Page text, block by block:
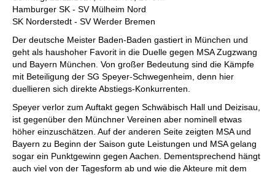
Hamburger SK - SV Mülheim Nord
SK Norderstedt - SV Werder Bremen
Der deutsche Meister Baden-Baden gastiert in München und
geht als haushoher Favorit in die Duelle gegen MSA Zugzwang
und Bayern München. Von großer Bedeutung sind die Kämpfe
mit Beteiligung der SG Speyer-Schwegenheim, denn hier
duellieren sich direkte Abstiegs-Konkurrenten.
Speyer verlor zum Auftakt gegen Schwäbisch Hall und Deizisau,
ist gegenüber den Münchner Vereinen aber nominell etwas
höher einzuschätzen. Auf der anderen Seite zeigten MSA und
Bayern zu Beginn der Saison gute Leistungen und MSA gelang
sogar ein Punktgewinn gegen Aachen. Dementsprechend hängt
auch viel von der Tagesform ab und wie die Akteure mit dem